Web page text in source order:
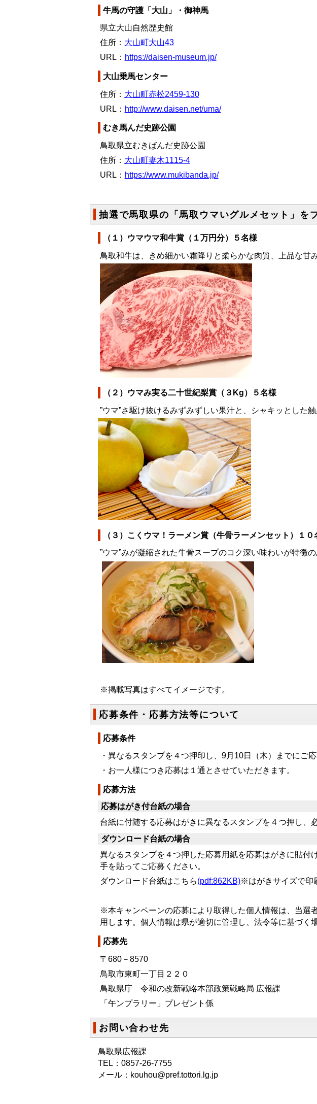
牛馬の守護「大山」・御神馬
県立大山自然歴史館
住所： 大山町大山43
URL： https://daisen-museum.jp/
大山乗馬センター
住所： 大山町赤松2459-130
URL： http://www.daisen.net/uma/
むき馬んだ史跡公園
鳥取県立むきばんだ史跡公園
住所： 大山町妻木1115-4
URL： https://www.mukibanda.jp/
抽選で馬取県の「馬取ウマいグルメセット」を
（１）ウマウマ和牛賞（１万円分）５名様
鳥取和牛は、きめ細かい霜降りと柔らかな肉質、上品な甘
（２）ウマみ実る二十世紀梨賞（３Kg）５名様
”ウマ”さ駆け抜けるみずみずしい果汁と、シャキッとした触
（３）こくウマ！ラーメン賞（牛骨ラーメンセット）１０
”ウマ”みが凝縮された牛骨スープのコク深い味わいが特徴
※掲載写真はすべてイメージです。
応募条件・応募方法等について
応募条件
・異なるスタンプを４つ押印し、9月10日（木）までにご応
・お一人様につき応募は１通とさせていただきます。
応募方法
応募はがき付台紙の場合
台紙に付随する応募はがきに異なるスタンプを４つ押し、
ダウンロード台紙の場合
異なるスタンプを４つ押した応募用紙を応募はがきに貼
手を貼ってご応募ください。
ダウンロード台紙はこちら(pdf:862KB)※はがきサイズで印
※本キャンペーンの応募により取得した個人情報は、当選
用します。個人情報は県が適切に管理し、法令等に基づく
応募先
〒680－8570
鳥取市東町一丁目２２０
鳥取県庁 令和の改新戦略本部政策戦略局 広報課
「午ンプラリー」プレゼント係
お問い合わせ先
鳥取県広報課
TEL：0857-26-7755
メール：kouhou@pref.tottori.lg.jp